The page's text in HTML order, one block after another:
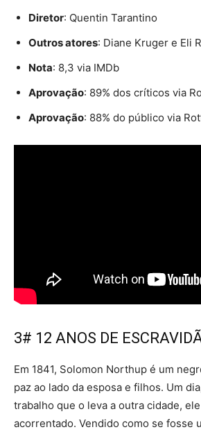
Diretor: Quentin Tarantino
Outros atores: Diane Kruger e Eli
Nota: 8,3 via IMDb
Aprovação: 89% dos críticos via
Aprovação: 88% do público via
3# 12 ANOS DE
Em 1841, Solomon Northup é um
paz ao lado da esposa e filhos. Um
trabalho que o leva a outra cidade,
acorrentado. Vendido como se fosse